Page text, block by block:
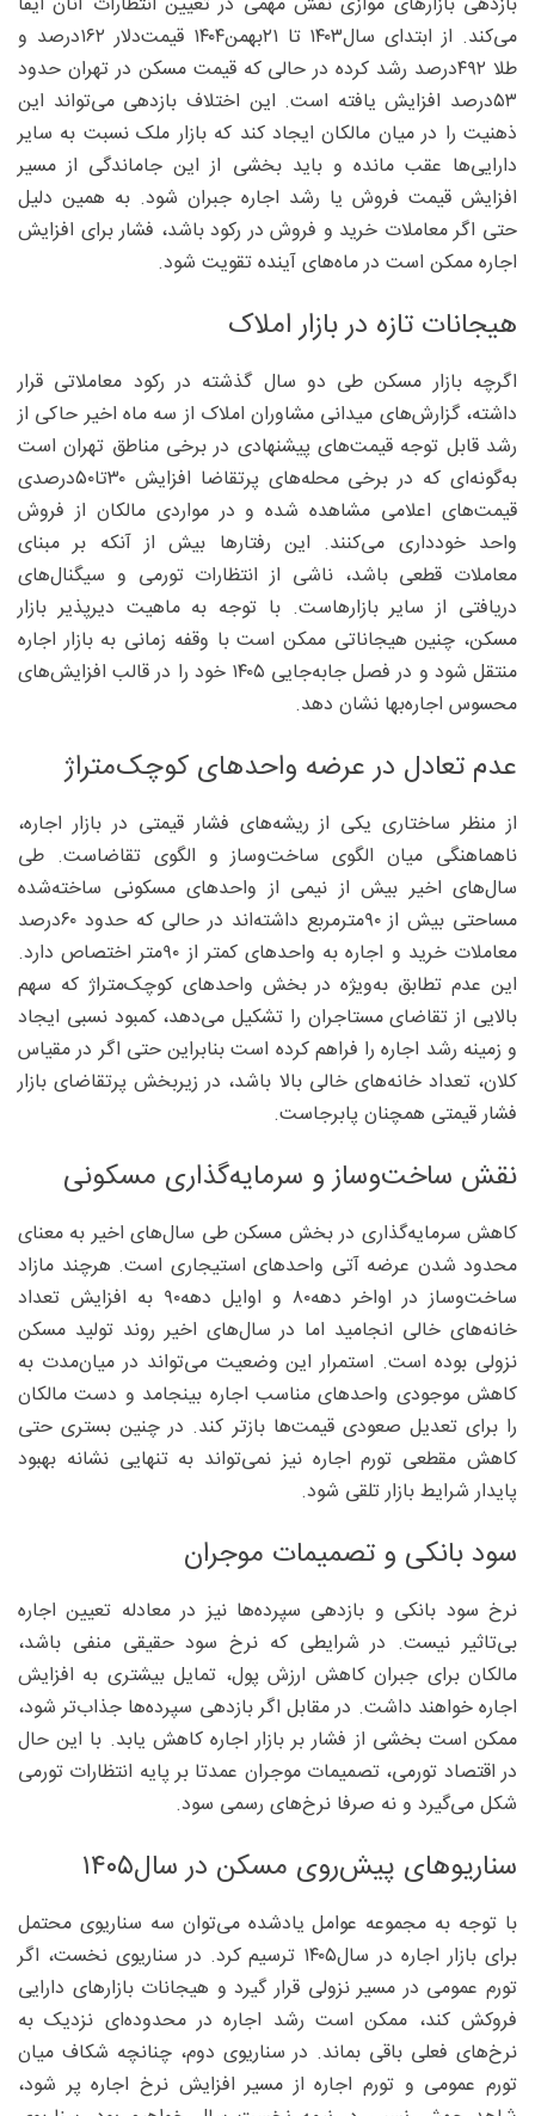
می‌کند. از ابتدای سال‌۱۴۰۳ تا ۲۱بهمن۱۴۰۴ قیمت‌دلار ۱۶۲‌درصد و
طلا ۴۹۲‌درصد رشد کرده در حالی که قیمت مسکن در تهران حدود
۵۳‌درصد افزایش یافته است. این اختلاف بازدهی می‌تواند این
ذهنیت را در میان مالکان ایجاد کند که بازار ملک نسبت به سایر
دارایی‌ها عقب مانده و باید بخشی از این جاماندگی از مسیر
افزایش قیمت فروش یا رشد اجاره جبران شود. به همین دلیل
حتی اگر معاملات خرید و فروش در رکود باشد، فشار برای افزایش
اجاره ممکن است در ماه‌های آینده تقویت شود.
هیجانات تازه در بازار املاک
اگرچه بازار مسکن طی دو سال گذشته در رکود معاملاتی قرار
داشته، گزارش‌های میدانی مشاوران املاک از سه ماه اخیر حاکی از
رشد قابل توجه قیمت‌های پیشنهادی در برخی مناطق تهران است
به‌گونه‌ای که در برخی محله‌های پرتقاضا افزایش ۳۰تا۵۰‌درصدی
قیمت‌های اعلامی مشاهده شده و در مواردی مالکان از فروش
واحد خودداری می‌کنند. این رفتارها بیش از آنکه بر مبنای
معاملات قطعی باشد، ناشی از انتظارات تورمی و سیگنال‌های
دریافتی از سایر بازارهاست. با توجه به ماهیت دیرپذیر بازار
مسکن، چنین هیجاناتی ممکن است با وقفه زمانی به بازار اجاره
منتقل شود و در فصل جابه‌جایی ۱۴۰۵ خود را در قالب افزایش‌های
محسوس اجاره‌بها نشان دهد.
عدم تعادل در عرضه واحدهای کوچک‌متراژ
از منظر ساختاری یکی از ریشه‌های فشار قیمتی در بازار اجاره،
ناهماهنگی میان الگوی ساخت‌وساز و الگوی تقاضاست. طی
سال‌های اخیر بیش از نیمی از واحدهای مسکونی ساخته‌شده
مساحتی بیش از ۹۰مترمربع داشته‌اند در حالی که حدود ۶۰‌درصد
معاملات خرید و اجاره به واحدهای کمتر از ۹۰‌متر اختصاص دارد.
این عدم تطابق به‌ویژه در بخش واحدهای کوچک‌متراژ که سهم
بالایی از تقاضای مستاجران را تشکیل می‌دهد، کمبود نسبی ایجاد
و زمینه رشد اجاره را فراهم کرده است بنابراین حتی اگر در مقیاس
کلان، تعداد خانه‌های خالی بالا باشد، در زیر‌بخش پرتقاضای بازار
فشار قیمتی همچنان پابرجاست.
نقش ساخت‌وساز و سرمایه‌گذاری مسکونی
کاهش سرمایه‌گذاری در بخش مسکن طی سال‌های اخیر به معنای
محدود شدن عرضه آتی واحدهای استیجاری است. هرچند مازاد
ساخت‌وساز در اواخر دهه‌۸۰ و اوایل دهه‌۹۰ به افزایش تعداد
خانه‌های خالی انجامید اما در سال‌های اخیر روند تولید مسکن
نزولی بوده است. استمرار این وضعیت می‌تواند در میان‌مدت به
کاهش موجودی واحدهای مناسب اجاره بینجامد و دست مالکان
را برای تعدیل صعودی قیمت‌ها بازتر کند. در چنین بستری حتی
کاهش مقطعی تورم اجاره نیز نمی‌تواند به تنهایی نشانه بهبود
پایدار شرایط بازار تلقی شود.
سود بانکی و تصمیمات موجران
نرخ سود بانکی و بازدهی سپرده‌ها نیز در معادله تعیین اجاره
بی‌تاثیر نیست. در شرایطی که نرخ سود حقیقی منفی باشد،
مالکان برای جبران کاهش ارزش پول، تمایل بیشتری به افزایش
اجاره خواهند داشت. در مقابل اگر بازدهی سپرده‌ها جذاب‌تر شود،
ممکن است بخشی از فشار بر بازار اجاره کاهش یابد. با این حال
در اقتصاد تورمی، تصمیمات موجران عمدتا بر پایه انتظارات تورمی
شکل می‌گیرد و نه صرفا نرخ‌های رسمی سود.
سناریوهای پیش‌روی مسکن در سال۱۴۰۵
با توجه به مجموعه عوامل یادشده می‌توان سه سناریوی محتمل
برای بازار اجاره در سال‌۱۴۰۵ ترسیم کرد. در سناریوی نخست، اگر
تورم عمومی در مسیر نزولی قرار گیرد و هیجانات بازارهای دارایی
فروکش کند، ممکن است رشد اجاره در محدوده‌ای نزدیک به
نرخ‌های فعلی باقی بماند. در سناریوی دوم، چنانچه شکاف میان
تورم عمومی و تورم اجاره از مسیر افزایش نرخ اجاره پر شود،